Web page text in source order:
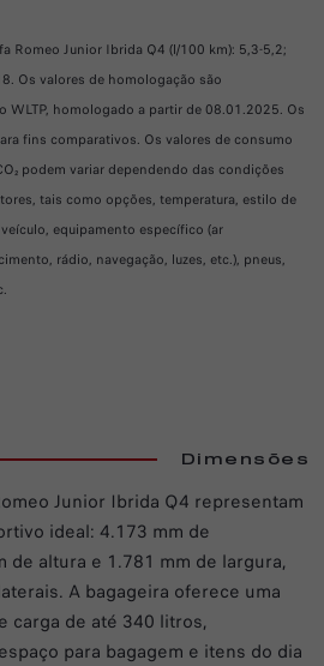
Romeo Junior Ibrida Q4 (l/100 km): 5,3-5,2;
Os valores de homologação são
WLTP, homologado a partir de 08.01.2025. Os
fins comparativos. Os valores de consumo
podem variar dependendo das condições
tais como opções, temperatura, estilo de
equipamento específico (ar
rádio, navegação, luzes, etc.), pneus,
Dimensões
Junior Ibrida Q4 representam
ideal: 4.173 mm de
de altura e 1.781 mm de largura,
A bagageira oferece uma
carga de até 340 litros,
para bagagem e itens do dia